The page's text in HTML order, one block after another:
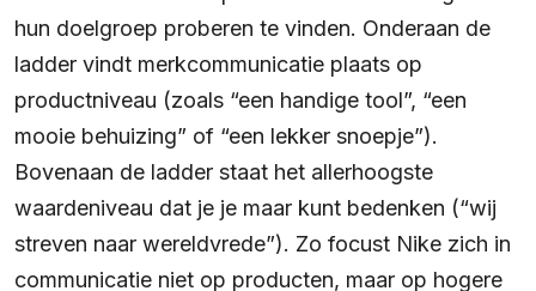
hun doelgroep proberen te vinden. Onderaan de
ladder vindt merkcommunicatie plaats op
productniveau (zoals “een handige tool”, “een
mooie behuizing” of “een lekker snoepje”).
Bovenaan de ladder staat het allerhoogste
waardeniveau dat je je maar kunt bedenken (“wij
streven naar wereldvrede”). Zo focust Nike zich in
communicatie niet op producten, maar op hogere